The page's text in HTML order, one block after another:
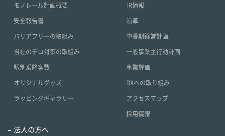
モノレール計画概要
安全報告書
バリアフリーの取組み
当社のテロ対策の取組み
駅別乗降客数
オリジナルグッズ
ラッピングギャラリー
IR情報
沿革
中長期経営計画
一般事業主行動計画
事業評価
DXへの取り組み
アクセスマップ
採用情報
法人の方へ